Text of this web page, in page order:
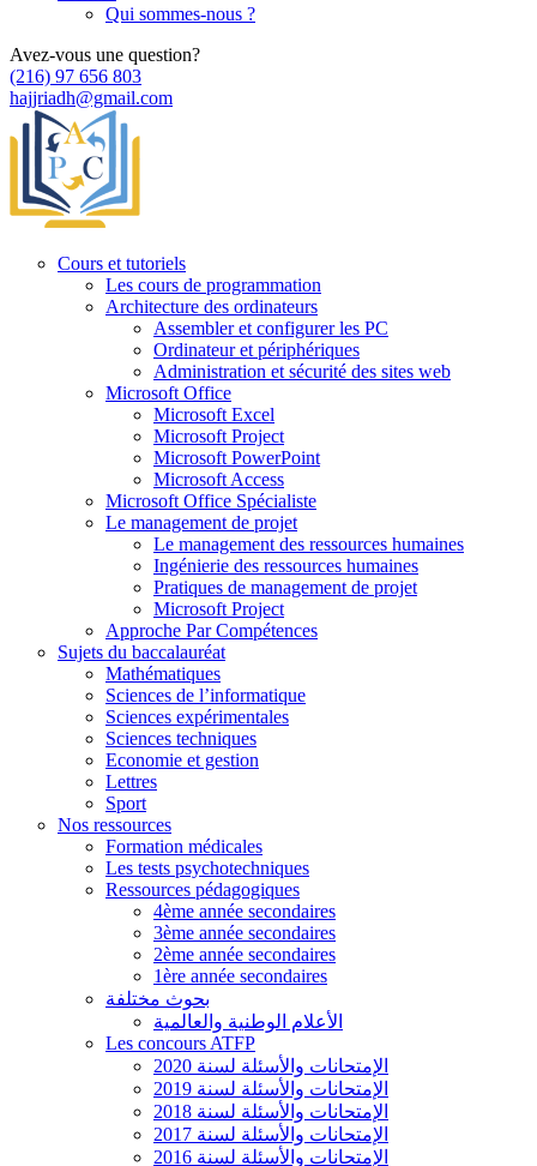
Qui sommes-nous ?
Avez-vous une question?
(216) 97 656 803
hajjriadh@gmail.com
Cours et tutoriels
Les cours de programmation
Architecture des ordinateurs
Assembler et configurer les PC
Ordinateur et périphériques
Administration et sécurité des sites web
Microsoft Office
Microsoft Excel
Microsoft Project
Microsoft PowerPoint
Microsoft Access
Microsoft Office Spécialiste
Le management de projet
Le management des ressources humaines
Ingénierie des ressources humaines
Pratiques de management de projet
Microsoft Project
Approche Par Compétences
Sujets du baccalauréat
Mathématiques
Sciences de l’informatique
Sciences expérimentales
Sciences techniques
Economie et gestion
Lettres
Sport
Nos ressources
Formation médicales
Les tests psychotechniques
Ressources pédagogiques
4ème année secondaires
3ème année secondaires
2ème année secondaires
1ère année secondaires
بحوث مختلفة
الأعلام الوطنية والعالمية
Les concours ATFP
الإمتحانات والأسئلة لسنة 2020
الإمتحانات والأسئلة لسنة 2019
الإمتحانات والأسئلة لسنة 2018
الإمتحانات والأسئلة لسنة 2017
الإمتحانات والأسئلة لسنة 2016